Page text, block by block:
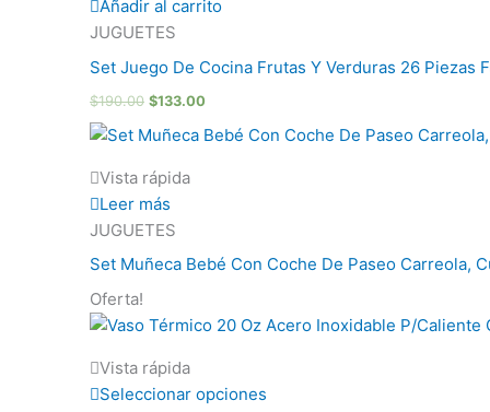
Añadir al carrito
JUGUETES
Set Juego De Cocina Frutas Y Verduras 26 Piezas
$190.00
$190.00.
$133.00
$133.00.
Vista rápida
Leer más
JUGUETES
Set Muñeca Bebé Con Coche De Paseo Carreola,
Oferta!
Vista rápida
Seleccionar opciones
$320.00.$224.00.
$1,500.00.